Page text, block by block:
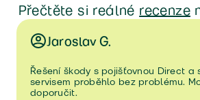
Přečtěte si reálné recenze
Jaroslav G.
Řešení škody s pojišťovnou Direct a
servisem proběhlo bez problému.
doporučit.